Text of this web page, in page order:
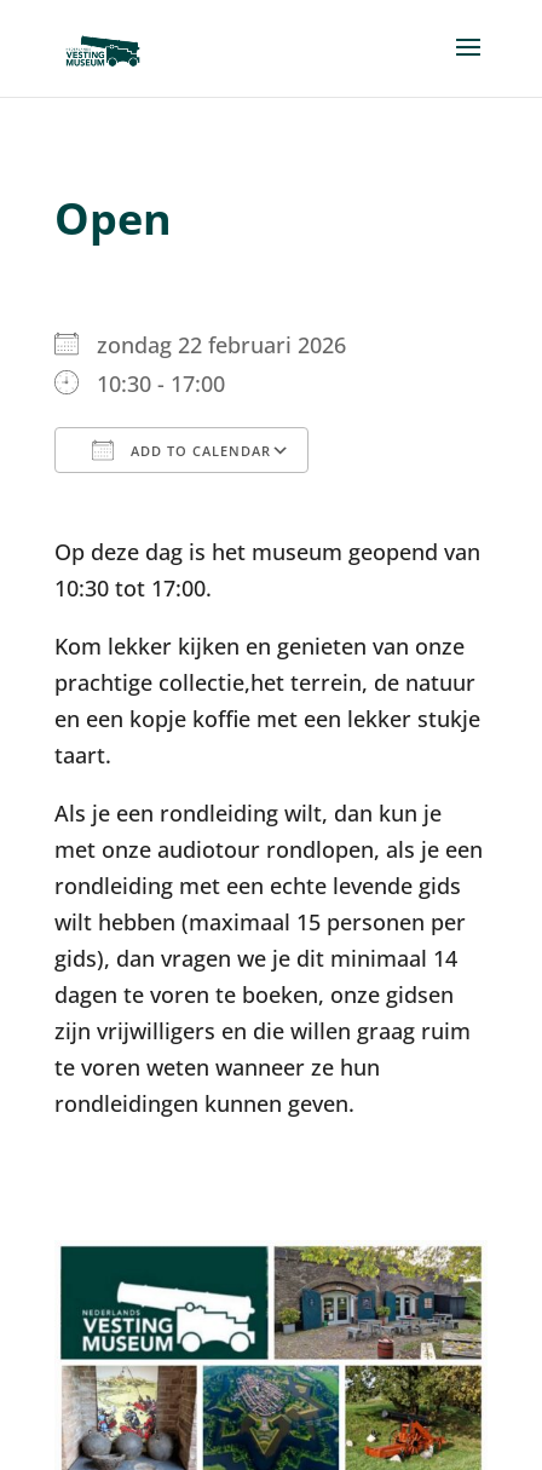
Open
zondag 22 februari 2026
10:30 - 17:00
ADD TO CALENDAR
Op deze dag is het museum geopend van
10:30 tot 17:00.
Kom lekker kijken en genieten van onze
prachtige collectie,het terrein, de natuur
en een kopje koffie met een lekker stukje
taart.
Als je een rondleiding wilt, dan kun je
met onze audiotour rondlopen, als je een
rondleiding met een echte levende gids
wilt hebben (maximaal 15 personen per
gids), dan vragen we je dit minimaal 14
dagen te voren te boeken, onze gidsen
zijn vrijwilligers en die willen graag ruim
te voren weten wanneer ze hun
rondleidingen kunnen geven.